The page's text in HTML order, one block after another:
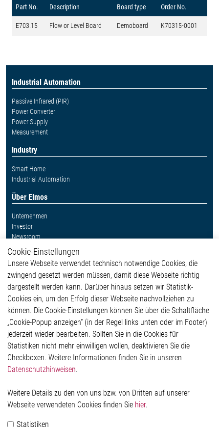
Part No. Description Board type Order No.
E703.15 Flow or Level Board Demoboard K70315-0001
Industrial Automation
Passive Infrared (PIR)
Power Converter
Power Supply
Measurement
Industry
Smart Home
Industrial Automation
Über Elmos
Unternehmen
Investor
Newsroom
Weitere Links
Glossar
Kontakt
Hinweisgeberschutzsystem
Impressum
Datenschutzerklärung
Cookie-Popup anzeigen
Elmos Semiconductor SE
Werkstättenstraße 18
Cookie-Einstellungen
Unsere Webseite verwendet technisch notwendige Cookies, die
zwingend gesetzt werden müssen, damit diese Webseite richtig
dargestellt werden kann. Darüber hinaus setzen wir Statistik-
Cookies ein, um den Erfolg dieser Webseite nachvollziehen zu
können. Die Cookie-Einstellungen können Sie über die Schaltfläche
„Cookie-Popup anzeigen“ (in der Regel links unten oder im Footer)
jederzeit wieder bearbeiten. Sollten Sie in die Cookies für
Statistiken nicht mehr einwilligen wollen, deaktivieren Sie die
Checkboxen. Weitere Informationen finden Sie in unseren
Datenschutzhinweisen.
Weitere Details zu den von uns bzw. von Dritten auf unserer
Webseite verwendeten Cookies finden Sie hier.
Statistiken